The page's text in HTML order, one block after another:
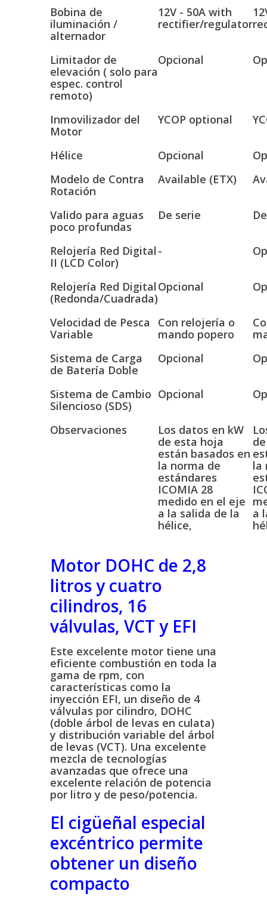
Bobina de
iluminación /
alternador
12V - 50A with
rectifier/regulator
Limitador de
elevación ( solo para
espec. control
remoto)
Opcional
Inmovilizador del
Motor
YCOP optional
Hélice Opcional
Modelo de Contra
Rotación
Available (ETX)
Valido para aguas
poco profundas
De serie
Relojería Red Digital
II (LCD Color)
-
Relojería Red Digital
(Redonda/Cuadrada)
Opcional
Velocidad de Pesca
Variable
Con relojería o
mando popero
Sistema de Carga
de Batería Doble
Opcional
Sistema de Cambio
Silencioso (SDS)
Opcional
Observaciones
Los datos en kW
de esta hoja
están basados en
la norma de
estándares
ICOMIA 28
medido en el eje
a la salida de la
hélice,
la
a
Motor DOHC de 2,8
litros y cuatro
cilindros, 16
válvulas, VCT y EFI
Este excelente motor tiene una
eficiente combustión en toda la
gama de rpm, con
características como la
inyección EFI, un diseño de 4
válvulas por cilindro, DOHC
(doble árbol de levas en culata)
y distribución variable del árbol
de levas (VCT). Una excelente
mezcla de tecnologías
avanzadas que ofrece una
excelente relación de potencia
por litro y de peso/potencia.
El cigüeñal especial
excéntrico permite
obtener un diseño
compacto